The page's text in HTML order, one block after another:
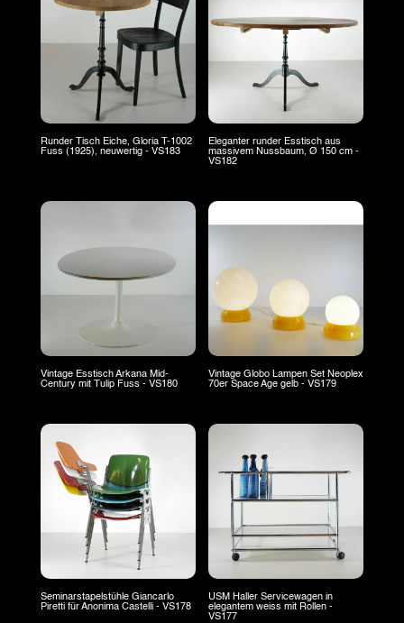
Runder Tisch Eiche, Gloria T-1002
Fuss (1925), neuwertig - VS183
Eleganter runder Esstisch aus
massivem Nussbaum, Ø 150 cm -
VS182
Vintage Esstisch Arkana Mid-
Century mit Tulip Fuss - VS180
Vintage Globo Lampen Set Neoplex
70er Space Age gelb - VS179
Seminarstapelstühle Giancarlo
Piretti für Anonima Castelli - VS178
USM Haller Servicewagen in
elegantem weiss mit Rollen -
VS177